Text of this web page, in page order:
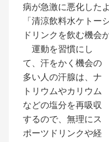
病が急激に悪化した
「清涼飲料水ケトー
ドリンクを飲む機会
運動を習慣にし
て、汗をかく機会の
多い人の汗腺は、ナ
トリウムやカリウム
などの塩分を再吸収
するので、無理にス
ポーツドリンクや経